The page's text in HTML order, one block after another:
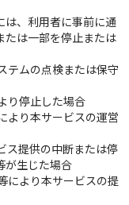
は、利用者に事前に通
たは一部を停止または
テムの点検または保守
り停止した場合
より本サービスの運営
ス提供の中断または停
が生じた場合
により本サービスの提